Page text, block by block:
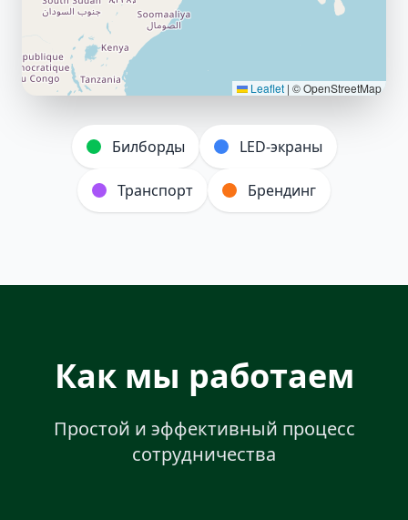
Leaflet | © OpenStreetMap
Билборды LED-экраны
Транспорт Брендинг
Как мы работаем
Простой и эффективный процесс
сотрудничества